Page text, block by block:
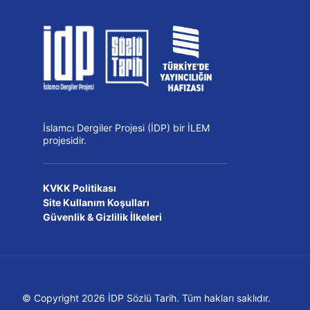
İslamcı Dergiler Projesi (İDP) bir İLEM
projesidir.
KVKK Politikası
Site Kullanım Koşulları
Güvenlik & Gizlilik İlkeleri
© Copyright 2026 İDP Sözlü Tarih. Tüm hakları saklıdır.